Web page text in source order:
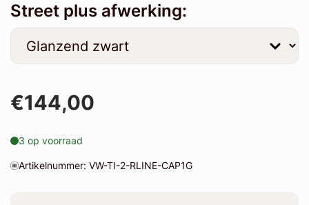
Street plus afwerking:
€144,00
3 op voorraad
Artikelnummer: VW-TI-2-RLINE-CAP1G